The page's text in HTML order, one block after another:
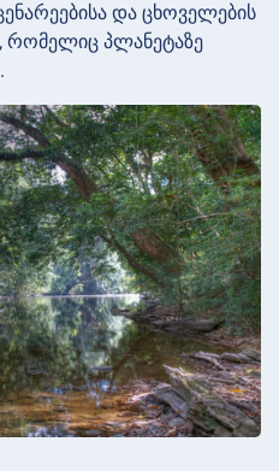
და ცხოველების
რომელიც პლანეტაზე